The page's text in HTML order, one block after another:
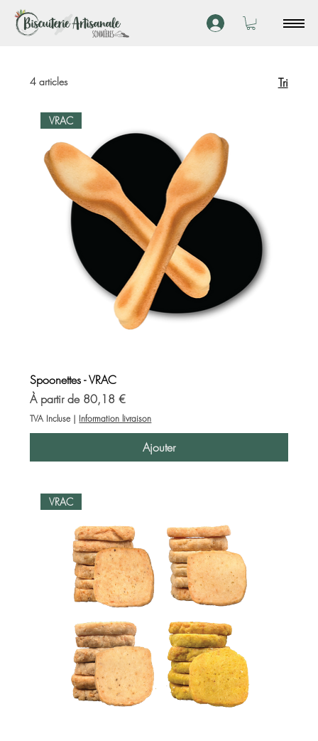
4 articles Tri
VRAC
Spoonettes - VRAC
À partir de 80,18 €
Prix promotionnel
TVA Incluse | Information livraison
Ajouter
VRAC